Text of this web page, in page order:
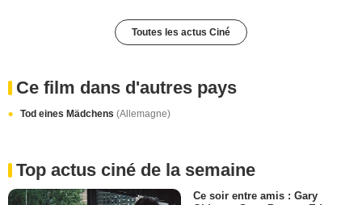
Toutes les actus Ciné
Ce film dans d'autres pays
Tod eines Mädchens (Allemagne)
Top actus ciné de la semaine
Ce soir entre amis : Gary